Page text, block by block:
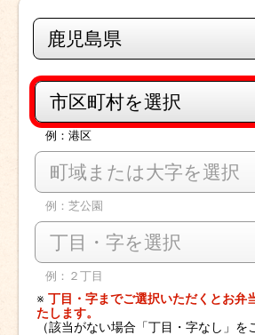
鹿児島県
市区町村を選択
例：港区
町域または大字を選択
例：芝公園
丁目・字を選択
例：２丁目
※ 丁目・字までご選択いただくとお弁
たします。
（該当がない場合「丁目・字なし」を